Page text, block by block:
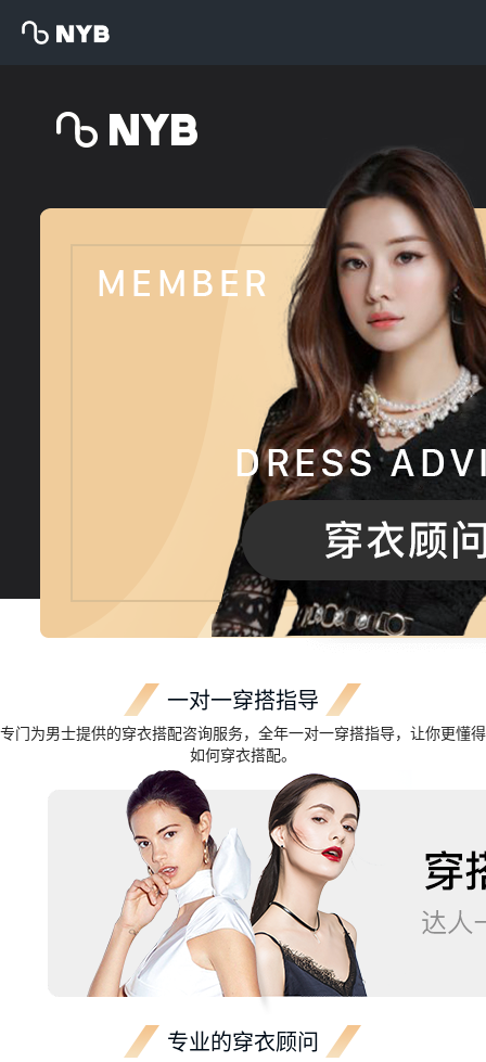
一对一穿搭指导
专门为男士提供的穿衣搭配咨询服务，全年一对一穿搭指导，让你更懂得
如何穿衣搭配。
专业的穿衣顾问